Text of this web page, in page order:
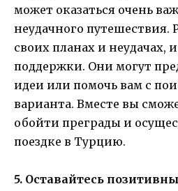
может оказаться очень
неудачного путешествия.
своих планах и неудачах,
поддержки. Они могут
идеи или помочь вам с
варианта. Вместе вы
обойти преграды и
поездке в Турцию.
5. Оставайтесь